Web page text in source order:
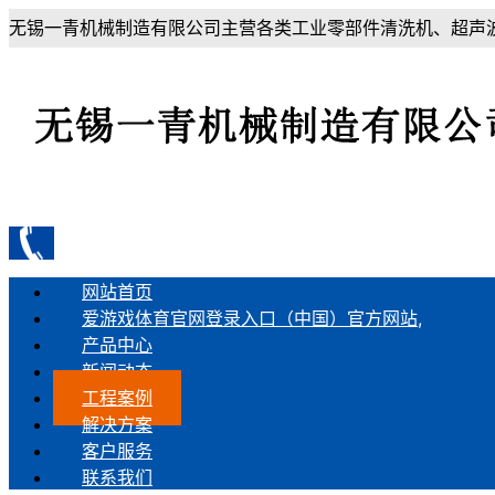
无锡一青机械制造有限公司主营各类工业零部件清洗机、超声
网站首页
爱游戏体育官网登录入口（中国）官方网站,
产品中心
新闻动态
工程案例
解决方案
客户服务
联系我们